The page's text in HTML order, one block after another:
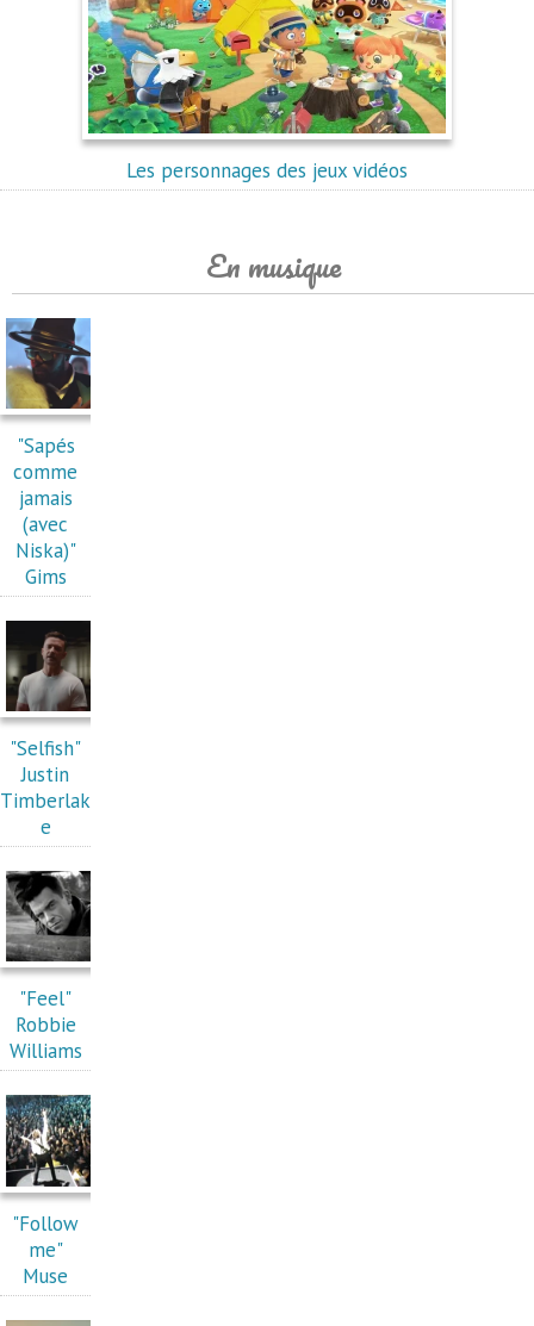
Les personnages des jeux vidéos
En musique
"Sapés
comme
jamais
(avec
Niska)"
Gims
"Selfish"
Justin
Timberlak
e
"Feel"
Robbie
Williams
"Follow
me"
Muse